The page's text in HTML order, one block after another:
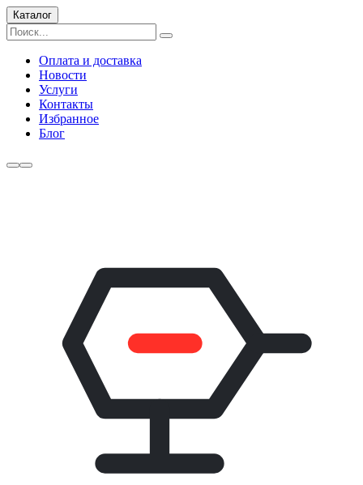
Каталог
Оплата и доставка
Новости
Услуги
Контакты
Избранное
Блог